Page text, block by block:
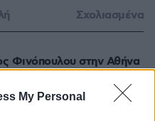
My Personal
Σχολιασμένα
Φινόπουλου στην Αθήνα
Μαδρίτης